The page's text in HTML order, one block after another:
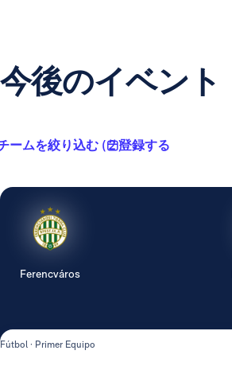
今後のイベント
ームを絞り込む ( 2 )登録する
Ferencváros
Fútbol · Primer Equipo